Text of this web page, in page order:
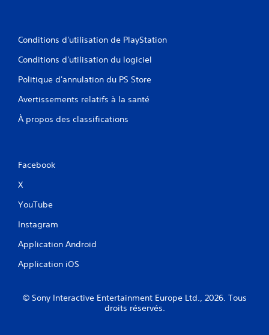
Conditions d'utilisation de PlayStation
Conditions d'utilisation du logiciel
Politique d'annulation du PS Store
Avertissements relatifs à la santé
À propos des classifications
Facebook
X
YouTube
Instagram
Application Android
Application iOS
© Sony Interactive Entertainment Europe Ltd., 2026. Tous
droits réservés.